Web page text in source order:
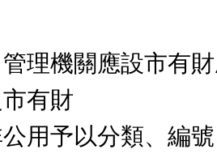
機關應設市有財
有財
用予以分類、編